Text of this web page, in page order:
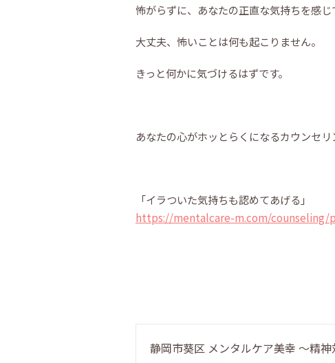
怖がらずに、あなたの正直な気持ちを感じ
大丈夫、怖いことは何も起こりません。
きっと何かに気づけるはずです。
あなたの心がホッとらくになるカウンセリ
「イラついた気持ちも認めてあげる」
https://mentalcare-m.com/counseling/
静岡市葵区 メンタルケア美幸 〜精